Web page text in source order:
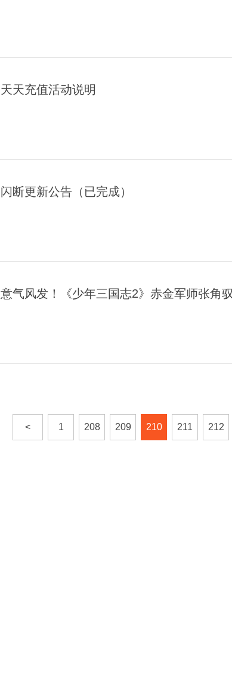
天天充值活动说明
闪断更新公告（已完成）
意气风发！《少年三国志2》赤金军师张角
< 1 208 209 210 211 212